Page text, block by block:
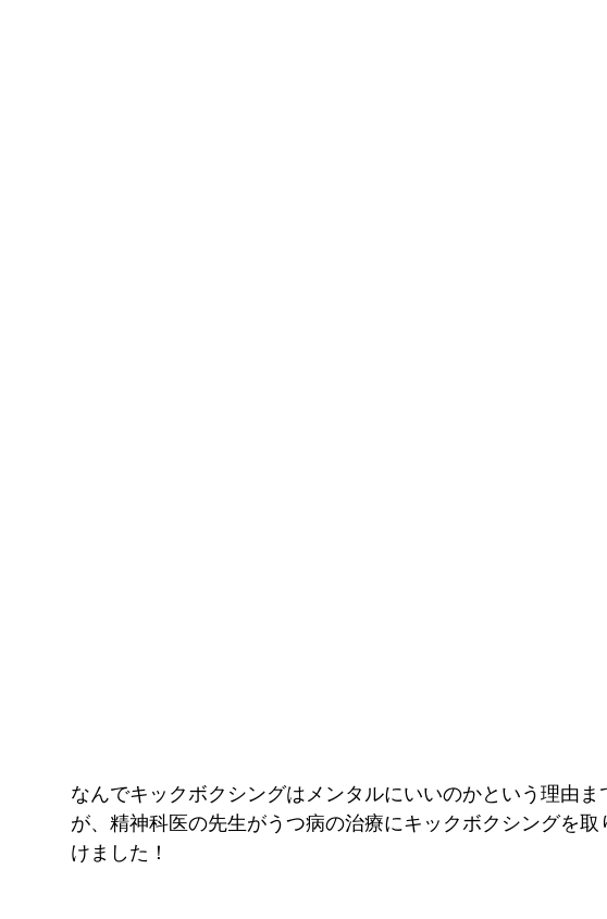
なんでキックボクシングはメンタルにいいのかという理由
が、精神科医の先生がうつ病の治療にキックボクシングを
けました！